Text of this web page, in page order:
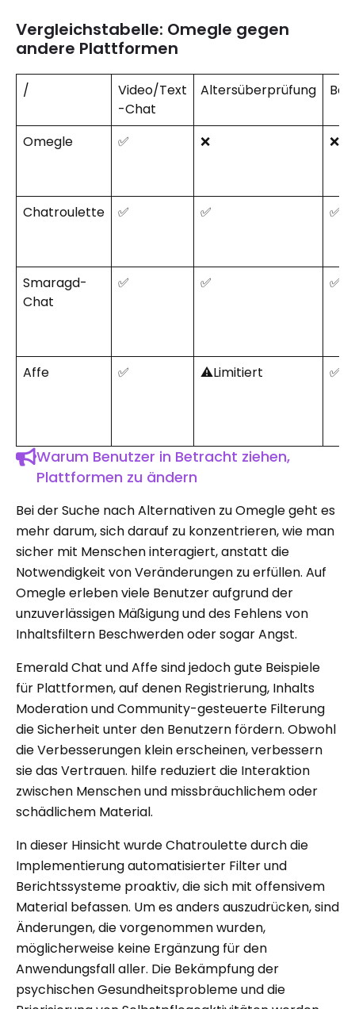
Vergleichstabelle: Omegle gegen
andere Plattformen
/
Video/Text
-Chat
Altersüberprüfung
Omegle ✅ ❌ ❌
Chatroulette ✅ ✅ ✅
Smaragd-
Chat
✅ ✅
Affe ✅ ⚠️Limitiert ✅
Warum Benutzer in Betracht ziehen,
Plattformen zu ändern
Bei der Suche nach Alternativen zu Omegle geht es
mehr darum, sich darauf zu konzentrieren, wie man
sicher mit Menschen interagiert, anstatt die
Notwendigkeit von Veränderungen zu erfüllen. Auf
Omegle erleben viele Benutzer aufgrund der
unzuverlässigen Mäßigung und des Fehlens von
Inhaltsfiltern Beschwerden oder sogar Angst.
Emerald Chat und Affe sind jedoch gute Beispiele
für Plattformen, auf denen Registrierung, Inhalts
Moderation und Community-gesteuerte Filterung
die Sicherheit unter den Benutzern fördern. Obwohl
die Verbesserungen klein erscheinen, verbessern
sie das Vertrauen. hilfe reduziert die Interaktion
zwischen Menschen und missbräuchlichem oder
schädlichem Material.
In dieser Hinsicht wurde Chatroulette durch die
Implementierung automatisierter Filter und
Berichtssysteme proaktiv, die sich mit offensivem
Material befassen. Um es anders auszudrücken, sind
Änderungen, die vorgenommen wurden,
möglicherweise keine Ergänzung für den
Anwendungsfall aller. Die Bekämpfung der
psychischen Gesundheitsprobleme und die